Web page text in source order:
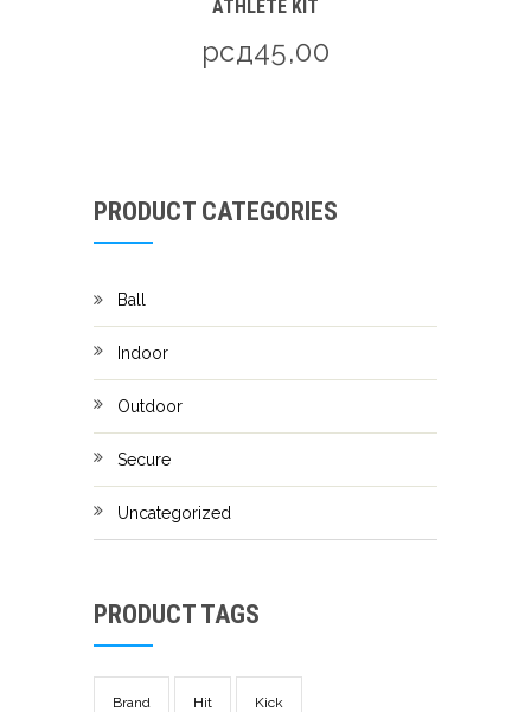
ATHLETE KIT
рсд45,00
PRODUCT CATEGORIES
Ball
Indoor
Outdoor
Secure
Uncategorized
PRODUCT TAGS
Brand Hit Kick